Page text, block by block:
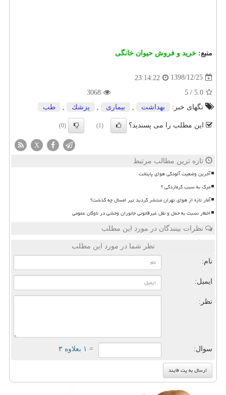
منبع: خرید و فروش حیوان خانگی
1398/12/25
23:14:22
5.0
/
5
3068
تگهای خبر:
بهداشت بیماری پزشك طب
این مطلب را می پسندید؟ (1)
(0)
X
تازه ترین مطالب مرتبط
آخرین وضعیت آلودگی هوای پایتخت
مرگ به سبب گرمازدگی ؟
آمار تازه از هوای تهران منتشر گردید تیر امسال چه گذشت؟
اخطار نسبت به حمل و نقل غیرقانونی جانوران وحشی در ناوگان عمومی
نظرات بینندگان در مورد این مطلب
نظر شما در مورد این مطلب
نام:
ایمیل:
نظر:
سوال: = ۱ بعلاوه ۳